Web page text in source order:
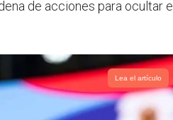
de acciones para ocultar el
Lea el artículo